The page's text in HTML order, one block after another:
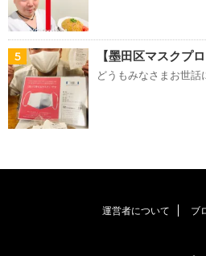
5 【墨田区マスクプ
どうもみなさまお世
運営者について ブ